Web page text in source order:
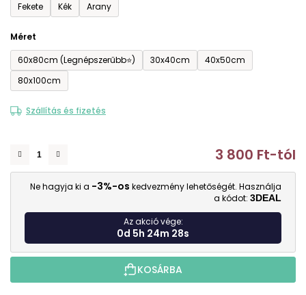
Fekete
Kék Arany
Méret
60x80cm (Legnépszerűbb⭐)
30x40cm
40x50cm
80x100cm
Szállítás és fizetés
3 800 Ft-tól
Ne hagyja ki a -3%-os kedvezmény lehetőségét. Használja
a kódot: 3DEAL
Az akció vége:
0d 5h 24m 28s
KOSÁRBA